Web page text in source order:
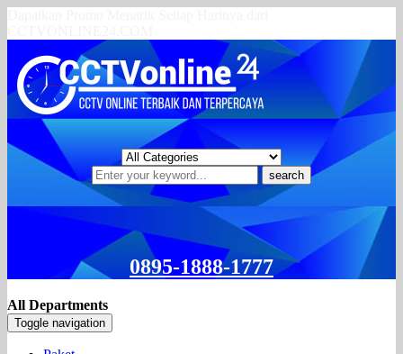
search
0895-1888-1777
All Departments
Toggle navigation